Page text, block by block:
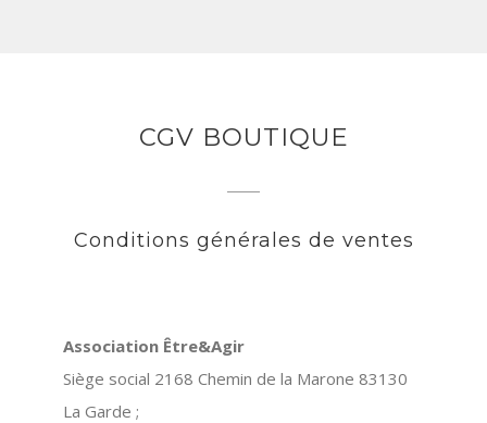
CGV BOUTIQUE
Conditions générales de ventes
Association Être&Agir
Siège social 2168 Chemin de la Marone 83130
La Garde ;